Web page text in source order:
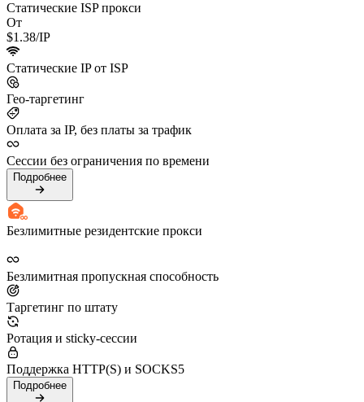
Статические ISP прокси
От
$1.38/IP
Статические IP от ISP
Гео-таргетинг
Оплата за IP, без платы за трафик
Сессии без ограничения по времени
Подробнее
Безлимитные резидентские прокси
Безлимитная пропускная способность
Таргетинг по штату
Ротация и sticky-сессии
Поддержка HTTP(S) и SOCKS5
Подробнее